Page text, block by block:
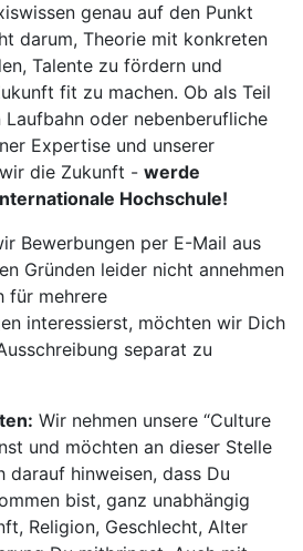
genau auf den Punkt
darum, Theorie mit konkreten
Talente zu fördern und
fit zu machen. Ob als Teil
oder nebenberufliche
Expertise und unserer
die Zukunft - werde
Hochschule!
Bewerbungen per E-Mail aus
Gründen leider nicht annehmen
für mehrere
interessierst, möchten wir Dich
separat zu
Wir nehmen unsere “Culture
und möchten an dieser Stelle
darauf hinweisen, dass Du
bist, ganz unabhängig
Religion, Geschlecht, Alter